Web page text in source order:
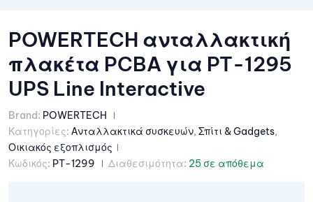
POWERTECH ανταλλακτική
πλακέτα PCBA για PT-1295
UPS Line Interactive
Brand: POWERTECH
Κατηγορίες: Ανταλλακτικά συσκευών, Σπίτι & Gadgets,
Οικιακός εξοπλισμός
Κωδικός: PT-1299 Διαθεσιμότητα: 25 σε απόθεμα